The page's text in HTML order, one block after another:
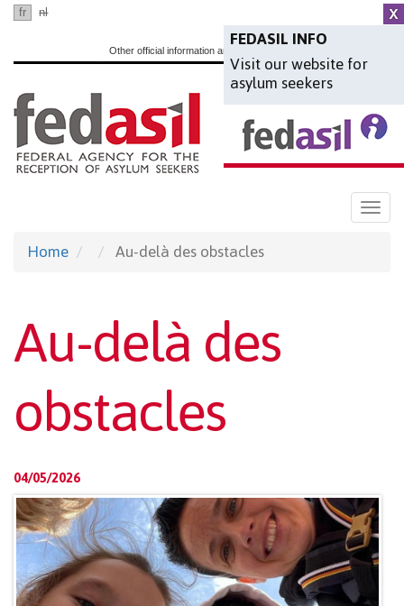
Skip
main
content
FEDASIL INFO
Visit our website for
asylum seekers
fr nl
Other official information and services:
Home Au-delà des obstacles
Au-delà des
obstacles
04/05/2026